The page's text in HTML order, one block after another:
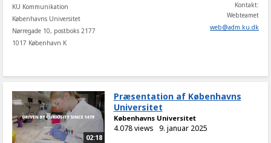
KU Kommunikation
Københavns Universitet
Nørregade 10, postboks 2177
1017 København K
Kontakt:
Webteamet
web@adm.ku.dk
02:18
Præsentation af Københavns
Universitet
Københavns Universitet
4.078 views 9. januar 2025